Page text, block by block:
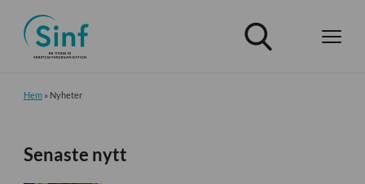
Hem» Nyheter
Senaste nytt